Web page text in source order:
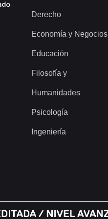
Derecho
Economía y Negocios
Educación
Filosofía y
Humanidades
Psicología
Ingeniería